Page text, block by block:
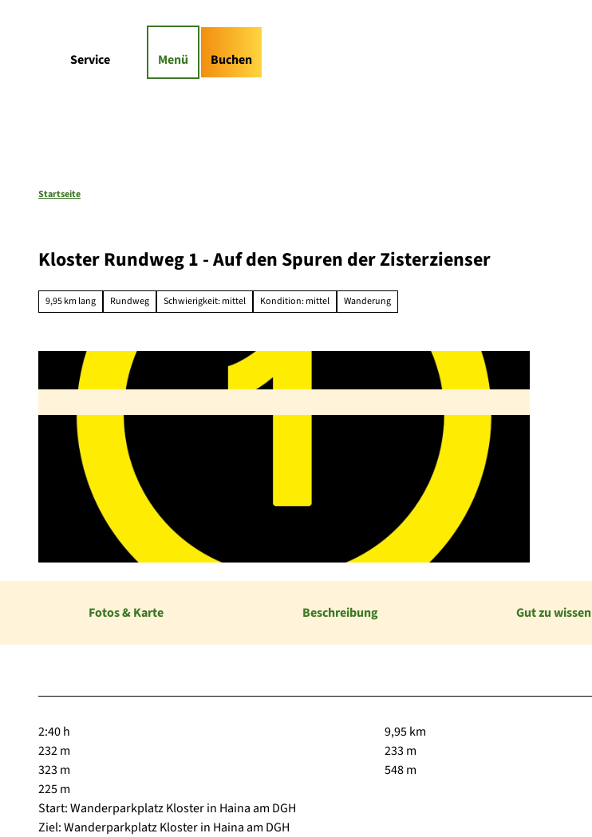
Service Menü Buchen
Startseite
Kloster Rundweg 1 - Auf den Spuren der Zisterzienser
9,95 km lang Rundweg Schwierigkeit: mittel Kondition: mittel Wanderung
Fotos & Karte Beschreibung Gut zu wissen
2:40 h
9,95 km
232 m
233 m
323 m
548 m
225 m
Start: Wanderparkplatz Kloster in Haina am DGH
Ziel: Wanderparkplatz Kloster in Haina am DGH